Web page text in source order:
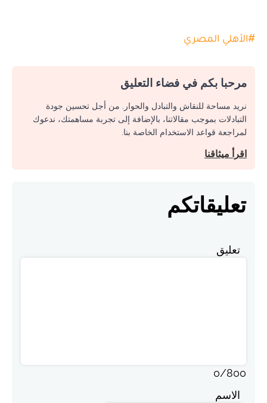
#الأهلي المصري
مرحبا بكم في فضاء التعليق
نريد مساحة للنقاش والتبادل والحوار. من أجل تحسين جودة
التبادلات بموجب مقالاتنا، بالإضافة إلى تجربة مساهمتك، ندعوك
لمراجعة قواعد الاستخدام الخاصة بنا.
اقرأ ميثاقنا
تعليقاتكم
تعليق
0/800
الاسم